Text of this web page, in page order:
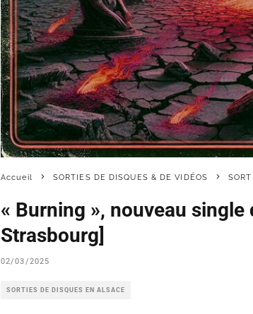
Accueil SORTIES DE DISQUES & DE VIDÉOS
« Burning », nouveau single
Strasbourg]
02/03/2025
SORTIES DE DISQUES EN ALSACE